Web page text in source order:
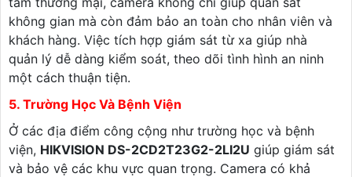
không gian mà còn đảm bảo an toàn cho nhân viên và
khách hàng. Việc tích hợp giám sát từ xa giúp nhà
quản lý dễ dàng kiểm soát, theo dõi tình hình an ninh
một cách thuận tiện.
5. Trường Học Và Bệnh Viện
Ở các địa điểm công cộng như trường học và bệnh
viện, HIKVISION DS-2CD2T23G2-2LI2U giúp giám sát
và bảo vệ các khu vực quan trọng. Camera có khả